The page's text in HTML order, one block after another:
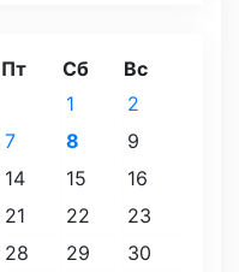
Пт Сб
Вс
1
2
7 8
9
14 15
16
21 22
23
28 29 30